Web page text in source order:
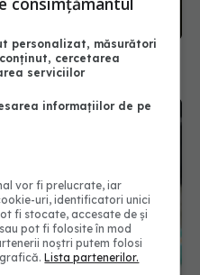
după pensionare
personalizat, măsurători
cercetarea
serviciilor
informațiilor de pe
vor fi prelucrate, iar
uri, identificatori unici
fi stocate, accesate de și
pot fi folosite în mod
noștri putem folosi
Lista partenerilor.